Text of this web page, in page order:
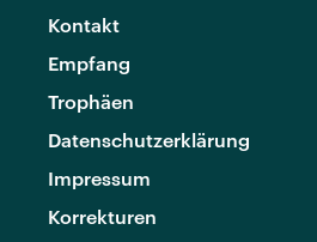
Kontakt
Empfang
Trophäen
Datenschutzerklärung
Impressum
Korrekturen